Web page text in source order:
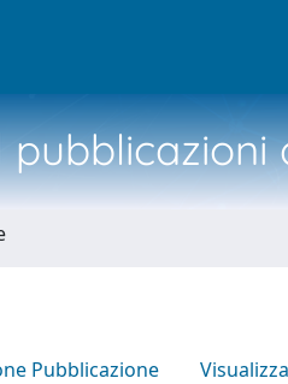
pubblicazioni
Pubblicazione